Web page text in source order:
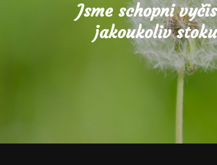
Jsme schopni
jakoukoliv stoku